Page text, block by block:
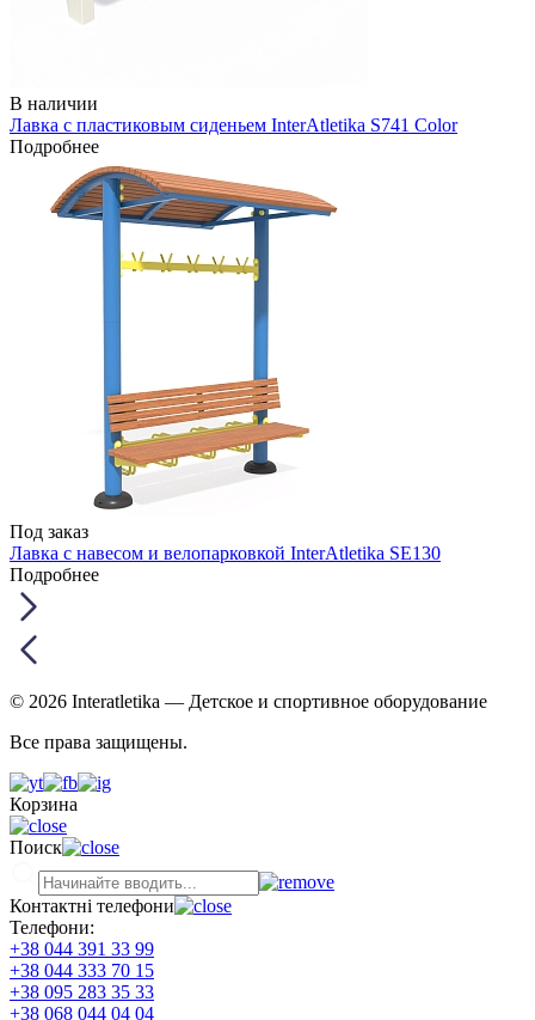
В наличии
Лавка с пластиковым сиденьем InterAtletika S741 Color
Подробнее
Под заказ
Лавка с навесом и велопарковкой InterAtletika SE130
Подробнее
© 2026 Interatletika — Детское и спортивное оборудование
Все права защищены.
Корзина
Поиск
Контактні телефони
Телефони:
+38 044 391 33 99
+38 044 333 70 15
+38 095 283 35 33
+38 068 044 04 04